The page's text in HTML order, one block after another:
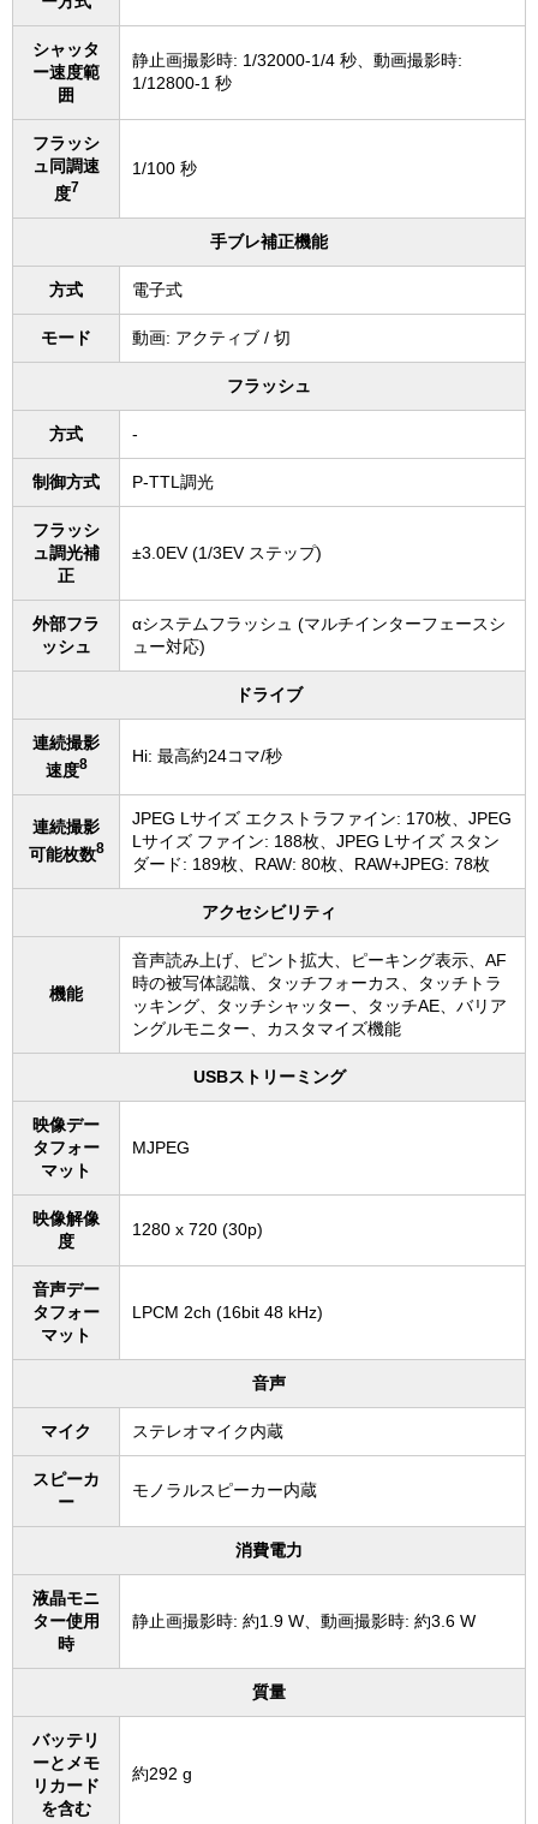
シャッタ
ー速度範
囲
静止画撮影時: 1/32000-1/4 秒、動画撮影時:
1/12800-1 秒
フラッシ
ュ同調速
度7
1/100 秒
手ブレ補正機能
方式 電子式
モード 動画: アクティブ / 切
フラッシュ
方式 -
制御方式 P-TTL調光
フラッシ
ュ調光補
正
±3.0EV (1/3EV ステップ)
外部フラ
ッシュ
αシステムフラッシュ (マルチインターフェースシ
ュー対応)
ドライブ
連続撮影
速度8 Hi: 最高約24コマ/秒
連続撮影
可能枚数8
JPEG Lサイズ エクストラファイン: 170枚、JPEG
Lサイズ ファイン: 188枚、JPEG Lサイズ スタン
ダード: 189枚、RAW: 80枚、RAW+JPEG: 78枚
アクセシビリティ
機能
音声読み上げ、ピント拡大、ピーキング表示、AF
時の被写体認識、タッチフォーカス、タッチトラ
ッキング、タッチシャッター、タッチAE、バリア
ングルモニター、カスタマイズ機能
USBストリーミング
映像デー
タフォー
マット
MJPEG
映像解像
度
1280 x 720 (30p)
音声デー
タフォー
マット
LPCM 2ch (16bit 48 kHz)
音声
マイク ステレオマイク内蔵
スピーカ
ー
モノラルスピーカー内蔵
消費電力
液晶モニ
ター使用
時
静止画撮影時: 約1.9 W、動画撮影時: 約3.6 W
質量
バッテリ
ーとメモ
リカード
を含む
約292 g